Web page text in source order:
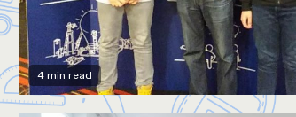
4 min read